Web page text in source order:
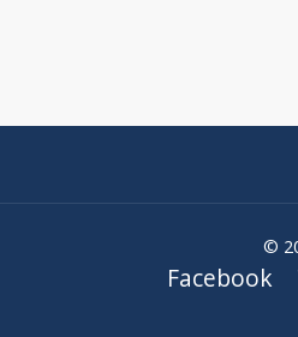
©
Facebook